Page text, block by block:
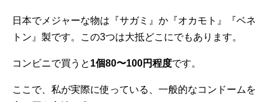
日本でメジャーな物は『サガミ』か『オカモト』『ベネ
トン』製です。この3つは大抵どこにでもあります。
コンビニで買うと 1個80〜100円程度です。
ここで、私が実際に使っている、一般的なコンドームを